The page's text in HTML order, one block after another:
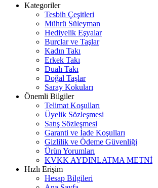
Kategoriler
Tesbih Çeşitleri
Mührü Süleyman
Hediyelik Eşyalar
Burçlar ve Taşlar
Kadın Takı
Erkek Takı
Dualı Takı
Doğal Taşlar
Saray Kokuları
Önemli Bilgiler
Telimat Koşulları
Üyelik Sözleşmesi
Satış Sözleşmesi
Garanti ve İade Koşulları
Gizlilik ve Ödeme Güvenliği
Ürün Yorumları
KVKK AYDINLATMA METNİ
Hızlı Erişim
Hesap Bilgileri